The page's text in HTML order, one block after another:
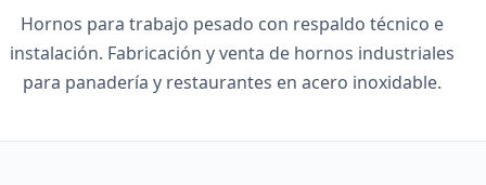
Hornos para trabajo pesado con respaldo técnico e
instalación. Fabricación y venta de hornos industriales
para panadería y restaurantes en acero inoxidable.